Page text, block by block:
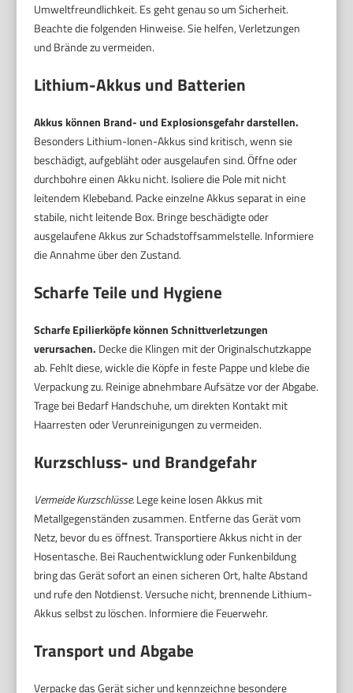
Umweltfreundlichkeit. Es geht genau so um Sicherheit.
Beachte die folgenden Hinweise. Sie helfen, Verletzungen
und Brände zu vermeiden.
Lithium-Akkus und Batterien
Akkus können Brand- und Explosionsgefahr darstellen.
Besonders Lithium-Ionen-Akkus sind kritisch, wenn sie
beschädigt, aufgebläht oder ausgelaufen sind. Öffne oder
durchbohre einen Akku nicht. Isoliere die Pole mit nicht
leitendem Klebeband. Packe einzelne Akkus separat in eine
stabile, nicht leitende Box. Bringe beschädigte oder
ausgelaufene Akkus zur Schadstoffsammelstelle. Informiere
die Annahme über den Zustand.
Scharfe Teile und Hygiene
Scharfe Epilierköpfe können Schnittverletzungen
verursachen. Decke die Klingen mit der Originalschutzkappe
ab. Fehlt diese, wickle die Köpfe in feste Pappe und klebe die
Verpackung zu. Reinige abnehmbare Aufsätze vor der Abgabe.
Trage bei Bedarf Handschuhe, um direkten Kontakt mit
Haarresten oder Verunreinigungen zu vermeiden.
Kurzschluss- und Brandgefahr
Vermeide Kurzschlüsse.Lege keine losen Akkus mit
Metallgegenständen zusammen. Entferne das Gerät vom
Netz, bevor du es öffnest. Transportiere Akkus nicht in der
Hosentasche. Bei Rauchentwicklung oder Funkenbildung
bring das Gerät sofort an einen sicheren Ort, halte Abstand
und rufe den Notdienst. Versuche nicht, brennende Lithium-
Akkus selbst zu löschen. Informiere die Feuerwehr.
Transport und Abgabe
Verpacke das Gerät sicher und kennzeichne besondere